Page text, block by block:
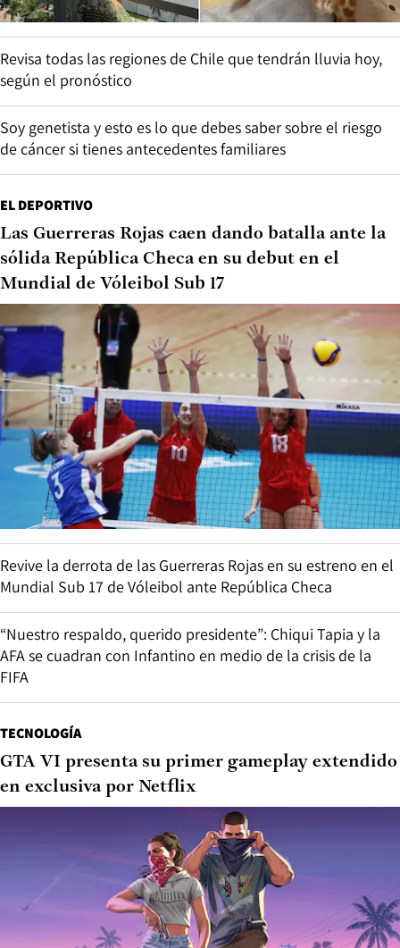
Revisa todas las regiones de Chile que tendrán lluvia hoy,
según el pronóstico
Soy genetista y esto es lo que debes saber sobre el riesgo
de cáncer si tienes antecedentes familiares
EL DEPORTIVO
Las Guerreras Rojas caen dando batalla ante la
sólida República Checa en su debut en el
Mundial de Vóleibol Sub 17
Revive la derrota de las Guerreras Rojas en su estreno en el
Mundial Sub 17 de Vóleibol ante República Checa
“Nuestro respaldo, querido presidente”: Chiqui Tapia y la
AFA se cuadran con Infantino en medio de la crisis de la
FIFA
TECNOLOGÍA
GTA VI presenta su primer gameplay extendido
en exclusiva por Netflix